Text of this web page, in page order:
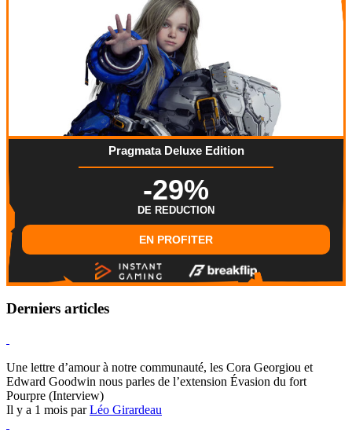
Pragmata Deluxe Edition
-29%
DE REDUCTION
EN PROFITER
Derniers articles
Une lettre d’amour à notre communauté, les Cora Georgiou et
Edward Goodwin nous parles de l’extension Évasion du fort
Pourpre (Interview)
Il y a 1 mois parLéo Girardeau